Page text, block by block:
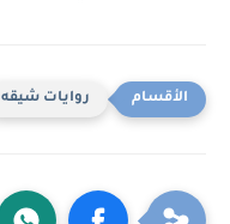
روايات شيقه